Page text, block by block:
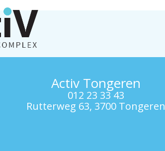
Activ Tongeren
012 23 33 43
Rutterweg 63, 3700 Tongeren